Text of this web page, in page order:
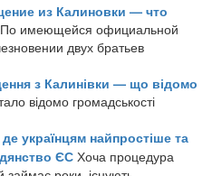
из Калиновки — что
По имеющейся официальной
двух братьев
з Калинівки — що відомо
відомо громадськості
українцям найпростіше та
ЄС Хоча процедура